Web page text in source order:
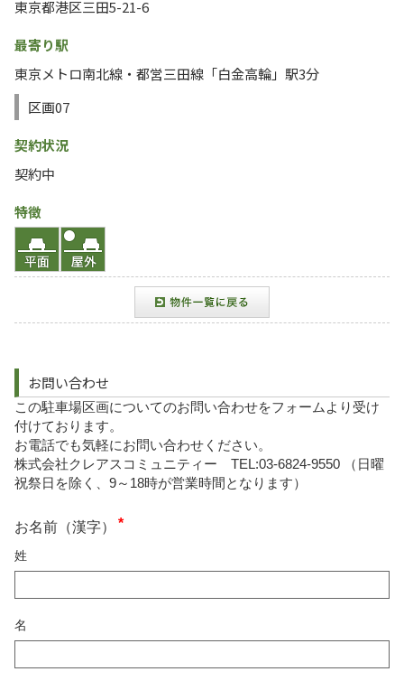
東京都港区三田5-21-6
最寄り駅
東京メトロ南北線・都営三田線「白金高輪」駅3分
区画07
契約状況
契約中
特徴
お問い合わせ